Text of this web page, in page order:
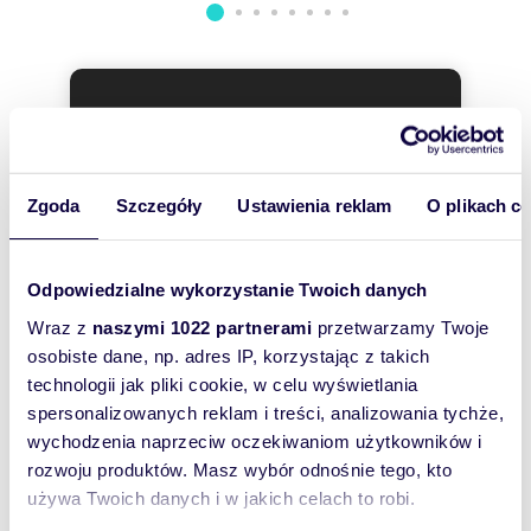
Zgoda Szczegóły Ustawienia reklam O plikach
Odpowiedzialne wykorzystanie Twoich danych
Wraz z naszymi 1022 partnerami przetwarzamy Twoje
osobiste dane, np. adres IP, korzystając z takich
technologii jak pliki cookie, w celu wyświetlania
spersonalizowanych reklam i treści, analizowania tychże,
wychodzenia naprzeciw oczekiwaniom użytkowników i
rozwoju produktów. Masz wybór odnośnie tego, kto
używa Twoich danych i w jakich celach to robi.
zagospodarowania terenu z zachowaniem
Możliwość dojazdu do Warszawy SKM z
Chotomowa (ok. 10 minut samochodem do
(możliwość dojazdu do Metra Młociny - 19 km,
24 min)⚠️ Zastrzeżenie prawne:
Niniejsze ogłoszenie ma charakter wyłącznie
informacyjny i nie stanowi oferty w rozumieniu
zabudowy oraz podział na strefy (2MNU, KDL)
Ostateczna interpretacja zapisów planu
miejscowego, analiza chłonności gruntu oraz
weryfikacja możliwości realizacji konkretnego
zamierzenia inwestycyjnego należą do Klienta
(Kupującego). Zalecamy przeprowadzenie
własnej analizy urbanistycznej przed
dokonaniem zakupu.
Wyślij
To najlepszy
sposób, aby
oferty
szybko się z
Tobą
skontaktował!